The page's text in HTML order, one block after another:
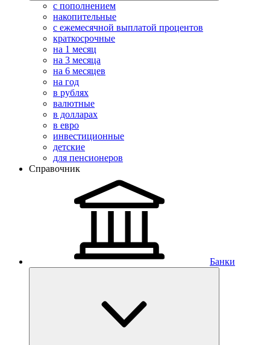
с пополнением
накопительные
с ежемесячной выплатой процентов
краткосрочные
на 1 месяц
на 3 месяца
на 6 месяцев
на год
в рублях
валютные
в долларах
в евро
инвестиционные
детские
для пенсионеров
Справочник
Банки